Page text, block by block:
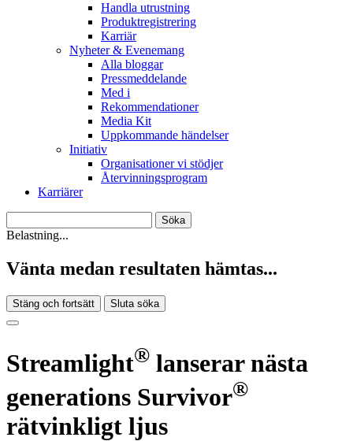
Handla utrustning
Produktregistrering
Karriär
Nyheter & Evenemang
Alla bloggar
Pressmeddelande
Med i
Rekommendationer
Media Kit
Uppkommande händelser
Initiativ
Organisationer vi stödjer
Återvinningsprogram
Karriärer
Belastning...
Vänta medan resultaten hämtas...
Stäng och fortsätt Sluta söka
Streamlight® lanserar nästa
generations Survivor®
rätvinkligt ljus